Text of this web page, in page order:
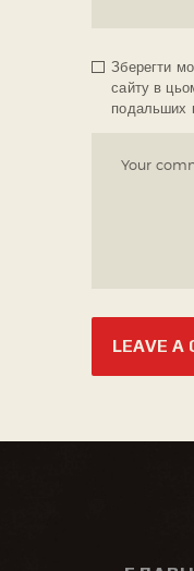
Зберегти
сайту в
подальших